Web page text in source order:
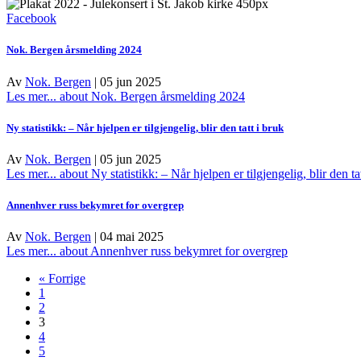
Facebook
Nok. Bergen årsmelding 2024
Av Nok. Bergen | 05 jun 2025
Les mer... about Nok. Bergen årsmelding 2024
Ny statistikk: – Når hjelpen er tilgjengelig, blir den tatt i bruk
Av Nok. Bergen | 05 jun 2025
Les mer... about Ny statistikk: – Når hjelpen er tilgjengelig, blir den
Annenhver russ bekymret for overgrep
Av Nok. Bergen | 04 mai 2025
Les mer... about Annenhver russ bekymret for overgrep
« Forrige
1
2
3
4
5